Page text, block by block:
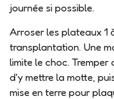
journée si possible.
Arroser les plateaux 1
transplantation. Une
limite le choc. Tremper
d'y mettre la motte,
mise en terre pour